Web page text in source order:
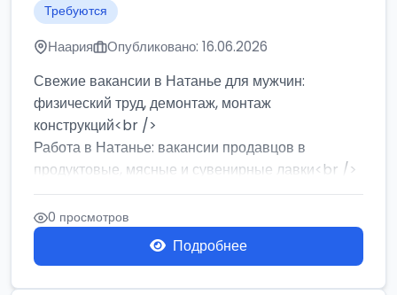
Требуются
Наария Опубликовано: 16.06.2026
Свежие вакансии в Натанье для мужчин:
физический труд, демонтаж, монтаж
конструкций<br />
Работа в Натанье: вакансии продавцов в
продуктовые, мясные и сувенирные лавки<br />
Разнорабочий на сборку м...
0 просмотров
Подробнее